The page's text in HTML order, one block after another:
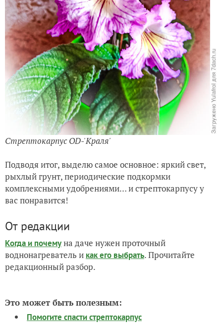
Стрептокарпус OD-'Краля'
Подводя итог, выделю самое основное: яркий свет,
рыхлый грунт, периодические подкормки
комплексными удобрениями… и стрептокарпусу у
вас понравится!
От редакции
Когда и почемуна даче нужен проточный
воднонагреватель и как его выбрать. Прочитайте
редакционный разбор.
Это может быть полезным:
Помогите спасти стрептокарпус